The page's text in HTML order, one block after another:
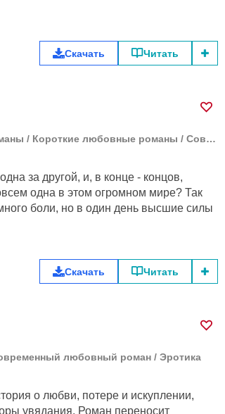
Скачать Читать
/ Короткие любовные романы / Современный любовный роман
за другой, и, в конце - концов,
одна в этом огромном мире? Так
боли, но в один день высшие силы
Скачать Читать
любовный роман / Эротика
о любви, потере и искуплении,
увядания. Роман переносит